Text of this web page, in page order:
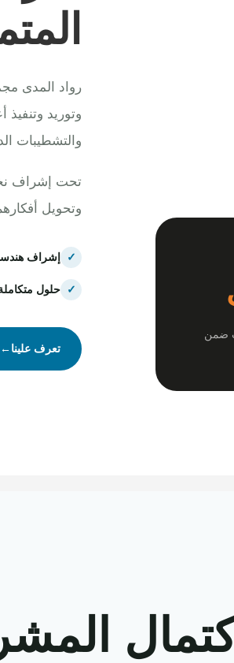
ضمن
رواد المدى
وتوريد وتنفيذ
والتشطيبات
تحت إشراف
وتحويل
✓ إشراف
✓ حلول
تعرف علينا←